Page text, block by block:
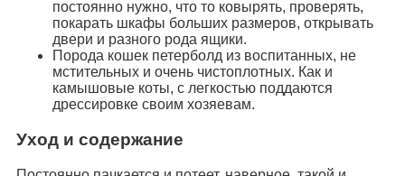
постоянно нужно, что то ковырять, проверять,
покарать шкафы больших размеров, открывать
двери и разного рода ящики.
Порода кошек петерболд из воспитанных, не
мстительных и очень чистоплотных. Как и
камышовые коты, с легкостью поддаются
дрессировке своим хозяевам.
Уход и содержание